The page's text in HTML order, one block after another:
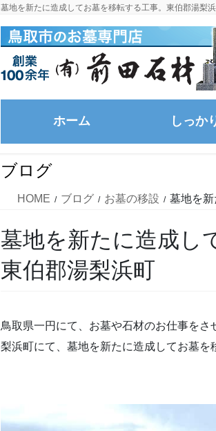
墓地を新たに造成してお墓を移転する工事。東伯郡湯梨
ホーム しっか
ブログ
HOME ブログ お墓の移設 墓地を
墓地を新たに造成し
東伯郡湯梨浜町
鳥取県一円にて、お墓や石材のお仕事を
梨浜町にて、墓地を新たに造成してお墓を